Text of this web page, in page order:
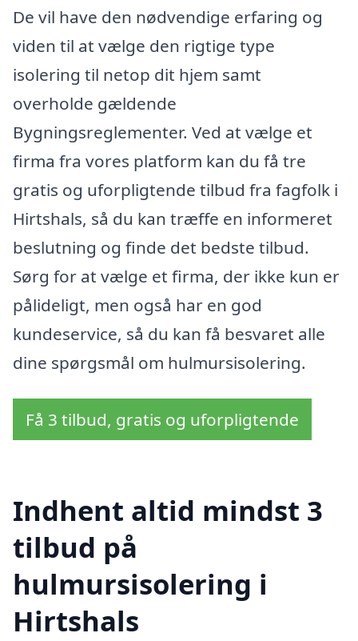
De vil have den nødvendige erfaring og
viden til at vælge den rigtige type
isolering til netop dit hjem samt
overholde gældende
Bygningsreglementer. Ved at vælge et
firma fra vores platform kan du få tre
gratis og uforpligtende tilbud fra fagfolk i
Hirtshals, så du kan træffe en informeret
beslutning og finde det bedste tilbud.
Sørg for at vælge et firma, der ikke kun er
pålideligt, men også har en god
kundeservice, så du kan få besvaret alle
dine spørgsmål om hulmursisolering.
Få 3 tilbud, gratis og uforpligtende
Indhent altid mindst 3
tilbud på
hulmursisolering i
Hirtshals